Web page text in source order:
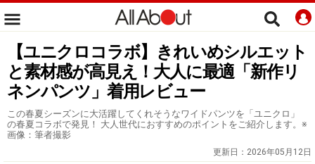
【ユニクロコラボ】きれいめシルエット
と素材感が高見え！大人に最適「新作リ
ネンパンツ」着用レビュー
この春夏シーズンに大活躍してくれそうなワイドパンツを「ユニクロ」
の春夏コラボで発見！ 大人世代におすすめのポイントをご紹介します。※
画像：筆者撮影
更新日： 2026年05月12日